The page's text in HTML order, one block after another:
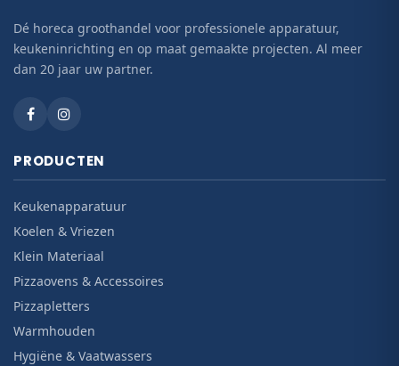
Dé horeca groothandel voor professionele apparatuur,
keukeninrichting en op maat gemaakte projecten. Al meer
dan 20 jaar uw partner.
PRODUCTEN
Keukenapparatuur
Koelen & Vriezen
Klein Materiaal
Pizzaovens & Accessoires
Pizzapletters
Warmhouden
Hygiëne & Vaatwassers